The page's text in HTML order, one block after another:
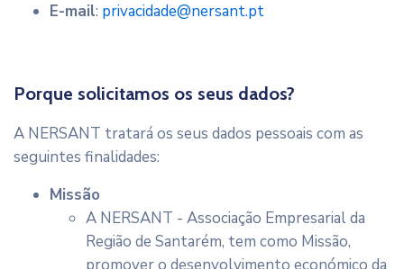
E-mail: privacidade@nersant.pt
Porque solicitamos os seus dados?
A NERSANT tratará os seus dados pessoais com as
seguintes finalidades:
Missão
A NERSANT - Associação Empresarial da
Região de Santarém, tem como Missão,